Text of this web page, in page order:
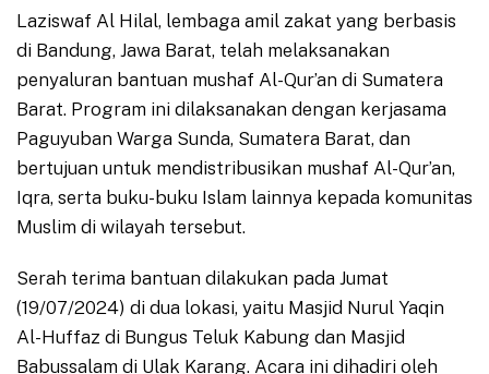
Laziswaf Al Hilal, lembaga amil zakat yang berbasis
di Bandung, Jawa Barat, telah melaksanakan
penyaluran bantuan mushaf Al-Qur’an di Sumatera
Barat. Program ini dilaksanakan dengan kerjasama
Paguyuban Warga Sunda, Sumatera Barat, dan
bertujuan untuk mendistribusikan mushaf Al-Qur’an,
Iqra, serta buku-buku Islam lainnya kepada komunitas
Muslim di wilayah tersebut.
Serah terima bantuan dilakukan pada Jumat
(19/07/2024) di dua lokasi, yaitu Masjid Nurul Yaqin
Al-Huffaz di Bungus Teluk Kabung dan Masjid
Babussalam di Ulak Karang. Acara ini dihadiri oleh